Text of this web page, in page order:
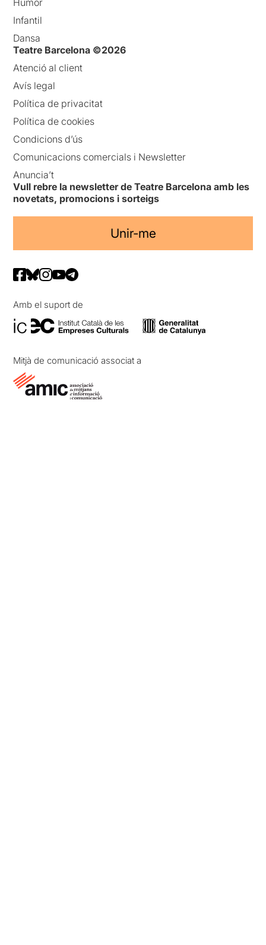
Infantil
Dansa
Teatre Barcelona ©2026
Atenció al client
Avís legal
Política de privacitat
Política de cookies
Condicions d’ús
Comunicacions comercials i Newsletter
Anuncia’t
Vull rebre la newsletter de Teatre Barcelona amb les
novetats, promocions i sorteigs
Unir-me
Amb el suport de
Mitjà de comunicació associat a